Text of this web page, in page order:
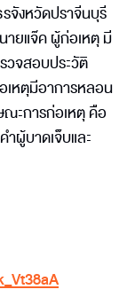
จังหวัดปราจีนบุรี
ายแจ๊ค ผู้ก่อเหตุ มี
วจสอบประวัติ
เหตุมีอาการหลอน
ะการก่อเหตุ คือ
ำผู้บาดเจ็บและ